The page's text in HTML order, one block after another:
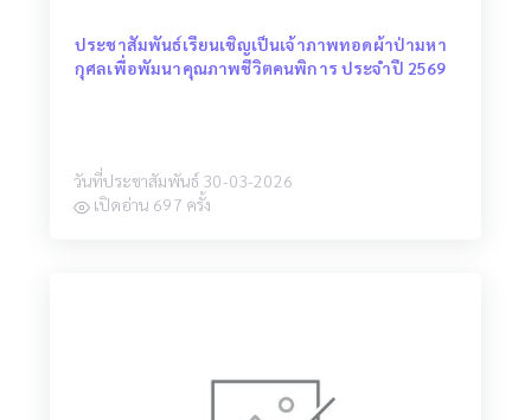
ประชาสัมพันธ์เรียนเชิญเป็นเจ้าภาพทอดผ้าป่ามหา
กุศลเพื่อพัมนาคุณภาพชีวิตคนพิการ ประจำปี 2569
วันที่ประชาสัมพันธ์ 30-03-2026
เปิดอ่าน 697 ครั้ง